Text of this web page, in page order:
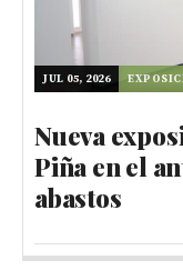
JUL 05, 2026
Nueva
Piña en el
abastos